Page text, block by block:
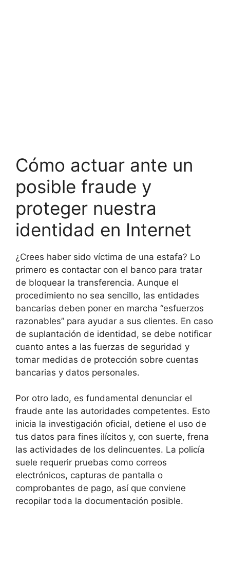
Cómo actuar ante un
posible fraude y
proteger nuestra
identidad en Internet
¿Crees haber sido víctima de una estafa? Lo
primero es contactar con el banco para tratar
de bloquear la transferencia. Aunque el
procedimiento no sea sencillo, las entidades
bancarias deben poner en marcha “esfuerzos
razonables” para ayudar a sus clientes. En caso
de suplantación de identidad, se debe notificar
cuanto antes a las fuerzas de seguridad y
tomar medidas de protección sobre cuentas
bancarias y datos personales.
Por otro lado, es fundamental denunciar el
fraude ante las autoridades competentes. Esto
inicia la investigación oficial, detiene el uso de
tus datos para fines ilícitos y, con suerte, frena
las actividades de los delincuentes. La policía
suele requerir pruebas como correos
electrónicos, capturas de pantalla o
comprobantes de pago, así que conviene
recopilar toda la documentación posible.